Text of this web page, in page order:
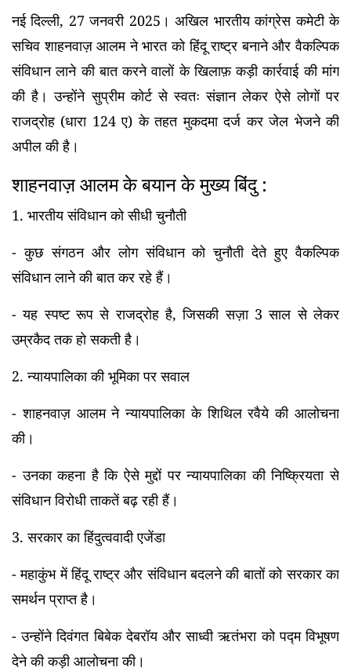
नई दिल्ली, 27 जनवरी 2025। अखिल भारतीय कांग्रेस कमेटी के
सचिव शाहनवाज़ आलम ने भारत को हिंदू राष्ट्र बनाने और वैकल्पिक
संविधान लाने की बात करने वालों के खिलाफ़ कड़ी कार्रवाई की मांग
की है। उन्होंने सुप्रीम कोर्ट से स्वतः संज्ञान लेकर ऐसे लोगों पर
राजद्रोह (धारा 124 ए) के तहत मुकदमा दर्ज कर जेल भेजने की
अपील की है।
शाहनवाज़ आलम के बयान के मुख्य बिंदु :
1. भारतीय संविधान को सीधी चुनौती
- कुछ संगठन और लोग संविधान को चुनौती देते हुए वैकल्पिक
संविधान लाने की बात कर रहे हैं।
- यह स्पष्ट रूप से राजद्रोह है, जिसकी सज़ा 3 साल से लेकर
उम्रकैद तक हो सकती है।
2.न्यायपालिका की भूमिका पर सवाल
- शाहनवाज़ आलम ने न्यायपालिका के शिथिल रवैये की आलोचना
की।
- उनका कहना है कि ऐसे मुद्दों पर न्यायपालिका की निष्क्रियता से
संविधान विरोधी ताकतें बढ़ रही हैं।
3.सरकार का हिंदुत्ववादी एजेंडा
- महाकुंभ में हिंदू राष्ट्र और संविधान बदलने की बातों को सरकार का
समर्थन प्राप्त है।
- उन्होंने दिवंगत बिबेक देबरॉय और साध्वी ऋतंभरा को पद्म विभूषण
देने की कड़ी आलोचना की।